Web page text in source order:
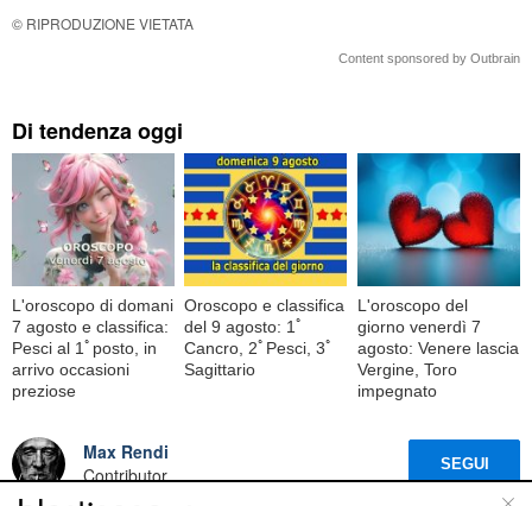
© RIPRODUZIONE VIETATA
Content sponsored by Outbrain
Di tendenza oggi
L'oroscopo di domani
7 agosto e classifica:
Pesci al 1ﾟposto, in
arrivo occasioni
preziose
Oroscopo e classifica
del 9 agosto: 1ﾟ
Cancro, 2ﾟPesci, 3ﾟ
Sagittario
L'oroscopo del
giorno venerdì 7
agosto: Venere lascia
Vergine, Toro
impegnato
Max Rendi
Contributor
SEGUI